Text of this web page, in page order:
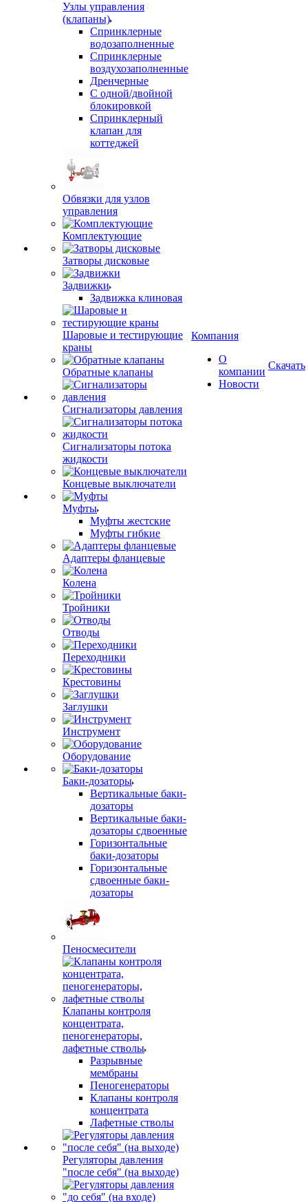
Узлы управления
(клапаны)
Спринклерные
водозаполненные
Спринклерные
воздухозаполненные
Дренчерные
С одной/двойной
блокировкой
Спринклерный
клапан для
коттеджей
Обвязки для узлов
управления
Комплектующие
Затворы дисковые
Задвижки
Задвижка клиновая
Шаровые и тестирующие
краны
Обратные клапаны
Сигнализаторы давления
Сигнализаторы потока
жидкости
Концевые выключатели
Муфты
Муфты жестские
Муфты гибкие
Адаптеры фланцевые
Колена
Тройники
Отводы
Переходники
Крестовины
Заглушки
Инструмент
Оборудование
Баки-дозаторы
Вертикальные баки-
дозаторы
Вертикальные баки-
дозаторы сдвоенные
Горизонтальные
баки-дозаторы
Горизонтальные
сдвоенные баки-
дозаторы
Пеносмесители
Клапаны контроля
концентрата,
пеногенераторы,
лафетные стволы
Разрывные
мембраны
Пеногенераторы
Клапаны контроля
концентрата
Лафетные стволы
Регуляторы давления
"после себя" (на выходе)
Компания
О
компании
Новости
Скачать